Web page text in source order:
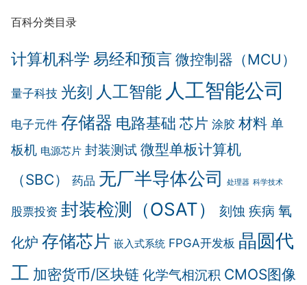
百科分类目录
计算机科学 易经和预言 微控制器（MCU）
量子科技 光刻 人工智能 人工智能公司
电子元件 存储器 电路基础 芯片 涂胶 材料 单
板机 电源芯片 封装测试 微型单板计算机
（SBC）
药品 无厂半导体公司 处理器 科学技术
股票投资 封装检测（OSAT） 刻蚀 疾病 氧
化炉 存储芯片 嵌入式系统 FPGA开发板 晶圆代
工 加密货币/区块链 化学气相沉积 CMOS图像